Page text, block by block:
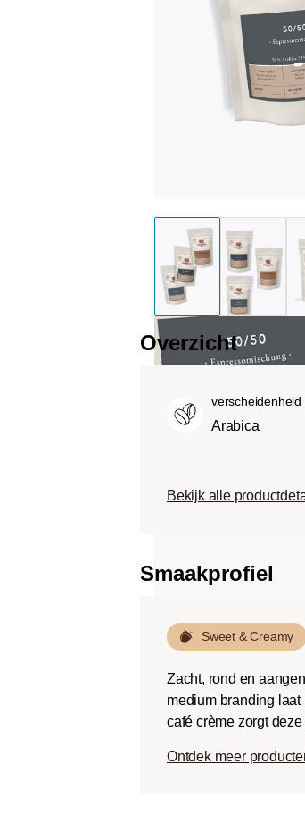
Overzicht
verscheidenheid
Arabica
Bekijk alle
Smaakprofiel
Sweet & Creamy
Zacht, rond en
medium branding laat
café crème zorgt
Ontdek meer